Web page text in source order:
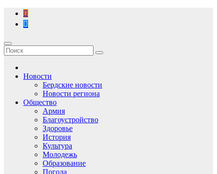
Перейти
содержимому
Новости
Бердские новости
Новости региона
Общество
Армия
Благоустройство
Здоровье
История
Культура
Молодежь
Образование
Погода